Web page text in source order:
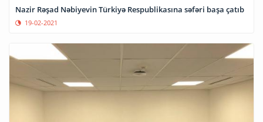
Nazir Rəşad Nəbiyevin Türkiyə Respublikasına səfəri başa çatıb
19-02-2021